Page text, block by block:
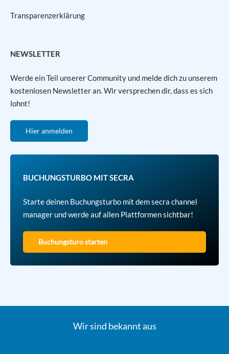
Transparenzerklärung
NEWSLETTER
Werde ein Teil unserer Community und melde dich zu unserem
kostenlosen Newsletter an. Wir versprechen dir, dass es sich
lohnt!
Hier anmelden
BUCHUNGSTURBO MIT SECRA
Starte deinen Buchungsturbo mit dem secra channel
manager und werde auf allen Plattformen sichtbar!
Buchungsturo starten
Wir sind bekannt aus